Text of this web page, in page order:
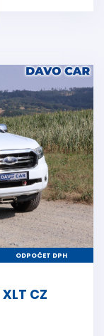
ODPOČET DPH
CZ